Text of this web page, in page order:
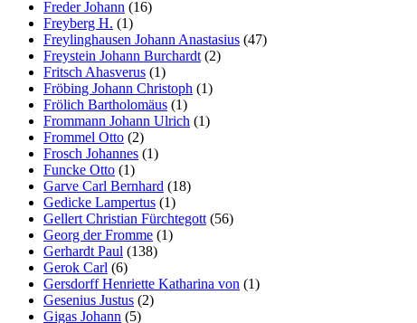
Freder Johann (16)
Freyberg H. (1)
Freylinghausen Johann Anastasius (47)
Freystein Johann Burchardt (2)
Fritsch Ahasverus (1)
Fröbing Johann Christoph (1)
Frölich Bartholomäus (1)
Frommann Johann Ulrich (1)
Frommel Otto (2)
Frosch Johannes (1)
Funcke Otto (1)
Garve Carl Bernhard (18)
Gedicke Lampertus (1)
Gellert Christian Fürchtegott (56)
Georg der Fromme (1)
Gerhardt Paul (138)
Gerok Carl (6)
Gersdorff Henriette Katharina von (1)
Gesenius Justus (2)
Gigas Johann (5)